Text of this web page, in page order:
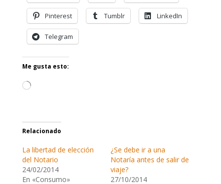
Pinterest Tumblr LinkedIn
Telegram
Me gusta esto:
Cargando...
Relacionado
La libertad de elección
del Notario
24/02/2014
En «Consumo»
¿Se debe ir a una
Notaría antes de salir de
viaje?
27/10/2014